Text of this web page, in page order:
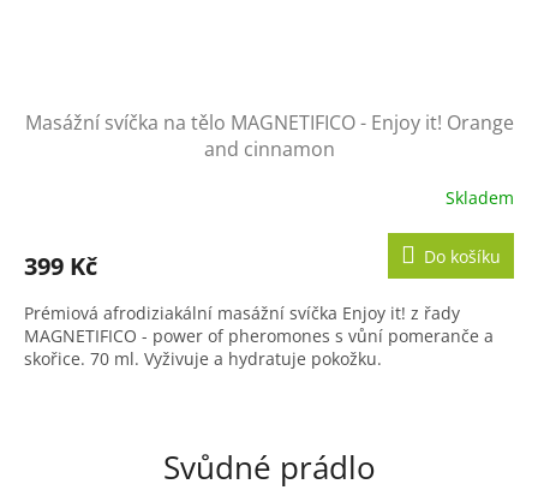
Masážní svíčka na tělo MAGNETIFICO - Enjoy it! Orange
and cinnamon
Skladem
399 Kč Do košíku
Prémiová afrodiziakální masážní svíčka Enjoy it! z řady
MAGNETIFICO - power of pheromones s vůní pomeranče a
skořice. 70 ml. Vyživuje a hydratuje pokožku.
Svůdné prádlo